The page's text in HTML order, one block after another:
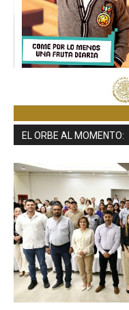
EL ORBE AL MOMENTO: